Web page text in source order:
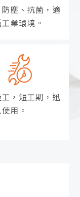
塵、抗菌，適
業環境。
，短工期， 迅
用。